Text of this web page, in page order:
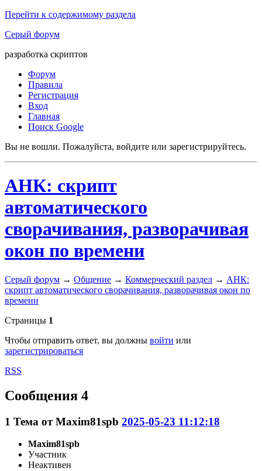
Перейти к содержимому раздела
Серый форум
разработка скриптов
Форум
Правила
Регистрация
Вход
Главная
Поиск Google
Вы не вошли. Пожалуйста, войдите или зарегистрируйтесь.
АНК: скрипт
автоматического
сворачивания, разворачивая
окон по времени
Серый форум → Общение → Коммерческий раздел → АНК:
скрипт автоматического сворачивания, разворачивая окон по
времени
Страницы 1
Чтобы отправить ответ, вы должны войти или
зарегистрироваться
RSS
Сообщения 4
1 Тема отMaxim81spb 2025-05-23 11:12:18
Maxim81spb
Участник
Неактивен